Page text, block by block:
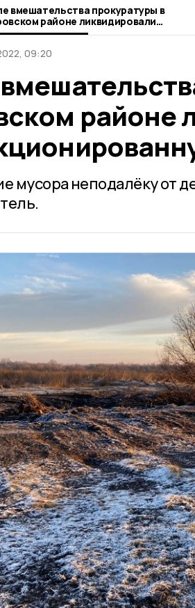
вмешательства прокуратуры в
районе ликвидировали
свалку
09:20
районе
мусора неподалёку от